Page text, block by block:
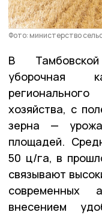
Фото: министерство
В
уборочная
хозяйства, с
зерна —
площадей.
50 ц/га, в
связывают
современных
внесением